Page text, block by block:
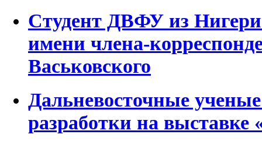
Студент ДВФУ из
имени члена-
Васьковского
Дальневосточные
разработки на выставке